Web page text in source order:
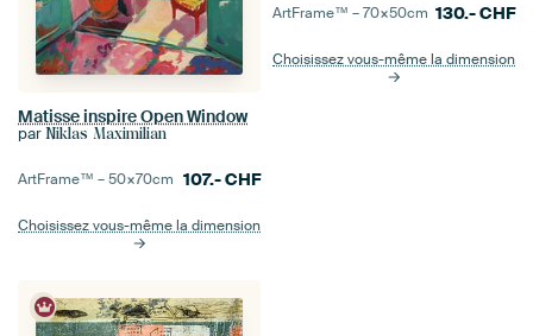
Matisse inspire Open Window
par Niklas Maximilian
ArtFrame™ –50×70cm 107.-CHF
Choisissez vous-même la dimension
ArtFrame™ –70×50cm 130.-CHF
Choisissez vous-même la dimension